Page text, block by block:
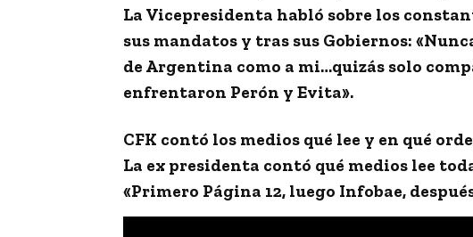
La Vicepresidenta habló sobre los
sus mandatos y tras sus Gobiernos:
de Argentina como a mi…quizás solo
enfrentaron Perón y Evita».
CFK contó los medios qué lee y en qué
La ex presidenta contó qué medios lee
«Primero Página 12, luego Infobae,